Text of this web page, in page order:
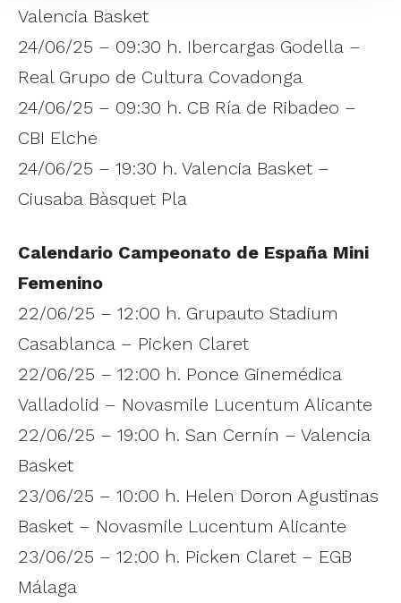
Valencia Basket
24/06/25 – 09:30 h. Ibercargas Godella –
Real Grupo de Cultura Covadonga
24/06/25 – 09:30 h. CB Ría de Ribadeo –
CBI Elche
24/06/25 – 19:30 h. Valencia Basket –
Ciusaba Bàsquet Pla
Calendario Campeonato de España Mini
Femenino
22/06/25 – 12:00 h. Grupauto Stadium
Casablanca – Picken Claret
22/06/25 – 12:00 h. Ponce Ginemédica
Valladolid – Novasmile Lucentum Alicante
22/06/25 – 19:00 h. San Cernín – Valencia
Basket
23/06/25 – 10:00 h. Helen Doron Agustinas
Basket – Novasmile Lucentum Alicante
23/06/25 – 12:00 h. Picken Claret – EGB
Málaga